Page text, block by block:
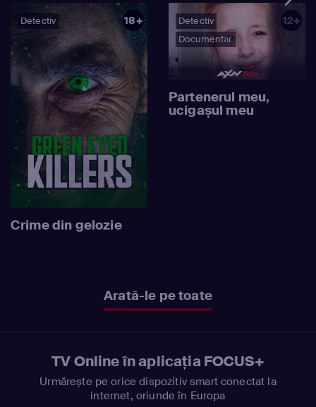
Detectiv 18+
Crime din gelozie
Detectiv
Documentar
12+
Partenerul meu,
ucigașul meu
Arată-le pe toate
TV Online în aplicația FOCUS+
Urmărește pe orice dispozitiv smart conectat la
internet, oriunde în Europa